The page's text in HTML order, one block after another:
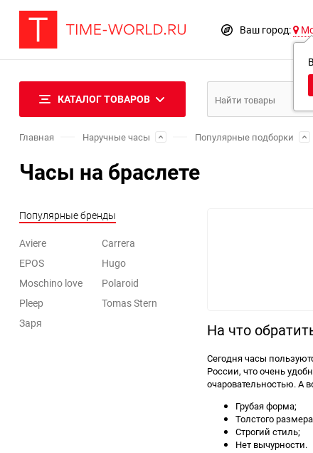
Ваш город:
КАТАЛОГ ТОВАРОВ
Главная Наручные часы Популярные подборки
Часы на браслете
Популярные бренды
Aviere
Carrera
EPOS
Hugo
Moschino love
Polaroid
Pleep
Tomas Stern
Заря
На что
Сегодня часы
России, что очень
очаровательностью. А
Грубая форма;
Толстого
Строгий стиль;
Нет вычурности.